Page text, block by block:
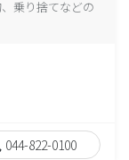
乗り捨てなどの
044-822-0100